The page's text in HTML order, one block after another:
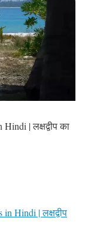
| लक्षद्वीप का
Hindi | लक्षद्वीप